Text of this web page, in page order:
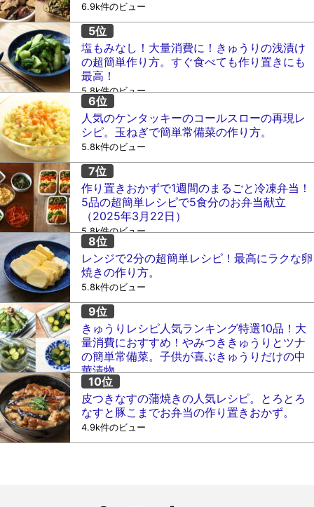
6.9k件のビュー
塩もみなし！大量消費に！きゅうりの浅漬け
の超簡単作り方。すぐ食べても作り置きにも
最高！
5.8k件のビュー
人気のケンタッキーのコールスローの再現レ
シピ。玉ねぎで簡単常備菜の作り方。
5.8k件のビュー
作り置きおかずで1週間のまるごと冷凍弁当！
5品の超簡単レシピで5食分のお弁当献立
（2025年3月22日）
5.8k件のビュー
レンジで2分の超簡単レシピ！最高にラクな卵
焼きの作り方。
5.8k件のビュー
きゅうりレシピ人気ランキング特選10品！大
量消費におすすめ！やみつききゅうりとツナ
の簡単常備菜。子供が喜ぶきゅうりだけの中
華漬物。
5.2k件のビュー
皮つきなすの蒲焼きの人気レシピ。とろとろ
なすと豚こまでお弁当の作り置きおかず。
4.9k件のビュー